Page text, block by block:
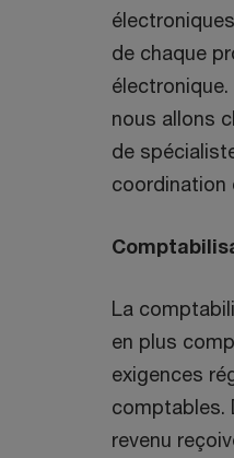
de chaque
nous allons
de
coordination
La
en plus
exigences
comptables.
revenu